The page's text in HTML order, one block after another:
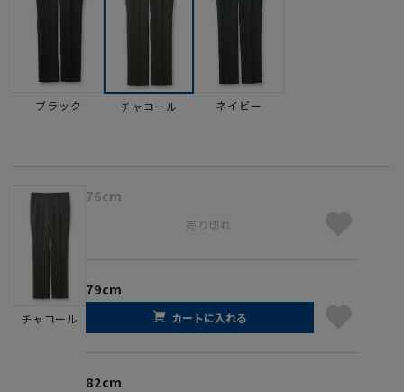
ブラック チャコール ネイビー
チャコール
76cm
売り切れ
79cm
カートに入れる
82cm